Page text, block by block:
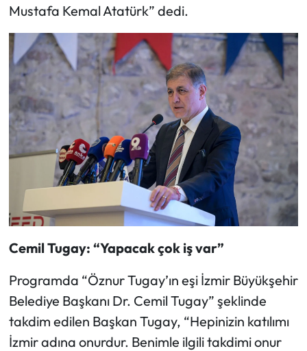
Mustafa Kemal Atatürk” dedi.
Cemil Tugay: “Yapacak çok iş var”
Programda “Öznur Tugay’ın eşi İzmir Büyükşehir
Belediye Başkanı Dr. Cemil Tugay” şeklinde
takdim edilen Başkan Tugay, “Hepinizin katılımı
İzmir adına onurdur. Benimle ilgili takdimi onur